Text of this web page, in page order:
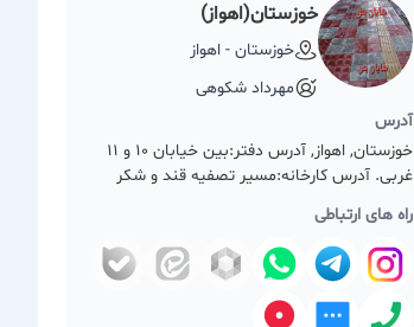
خوزستان(اهواز)
خوزستان - اهواز
مهرداد شکوهی
آدرس
خوزستان, اهواز, آدرس دفتر:بین خیابان 10 و 11
غربی. آدرس کارخانه:مسیر تصفیه قند و شکر
راه های ارتباطی